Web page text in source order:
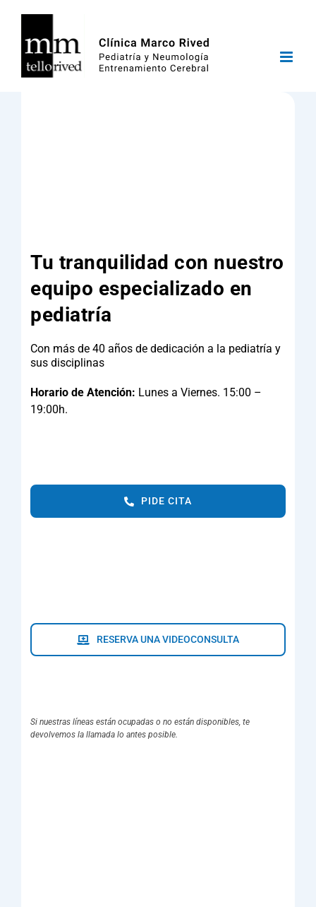
contenido
Tu tranquilidad con nuestro
equipo especializado en
pediatría
Con más de 40 años de dedicación a la pediatría y
sus disciplinas
Horario de Atención: Lunes a Viernes. 15:00 –
19:00h.
PIDE CITA
RESERVA UNA VIDEOCONSULTA
Si nuestras líneas están ocupadas o no están disponibles, te
devolvemos la llamada lo antes posible.